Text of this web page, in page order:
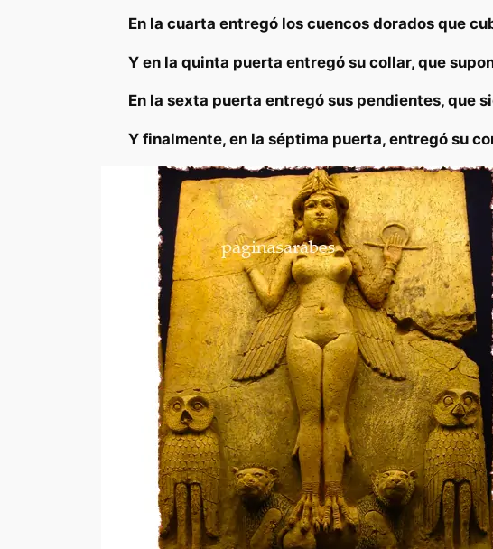
En la cuarta entregó los cuencos dorados que
Y en la quinta puerta entregó su collar, que
En la sexta puerta entregó sus pendientes, que
Y finalmente, en la séptima puerta, entregó su